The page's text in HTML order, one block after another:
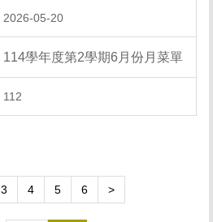
2026-05-20
114學年度第2學期6月份月菜單
112
3 4 5 6 >